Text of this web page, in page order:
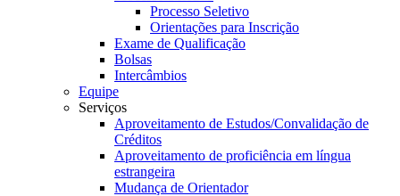
Processo Seletivo
Orientações para Inscrição
Exame de Qualificação
Bolsas
Intercâmbios
Equipe
Serviços
Aproveitamento de Estudos/Convalidação de
Créditos
Aproveitamento de proficiência em língua
estrangeira
Mudança de Orientador